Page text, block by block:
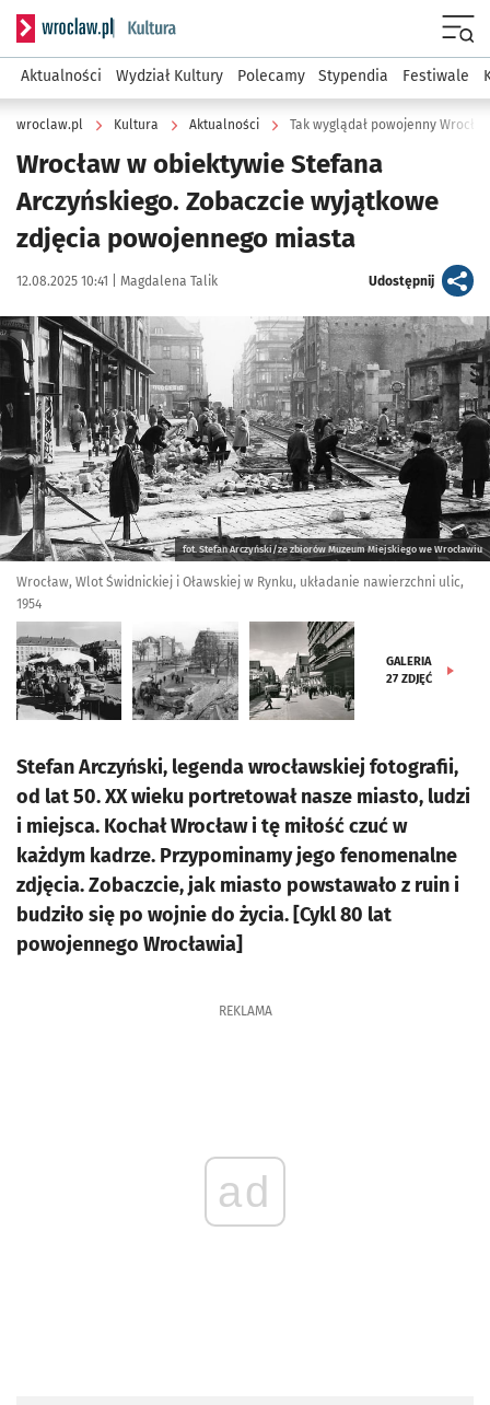
Serwis informacyjny wroclaw.pl podserwis: Kultura
Aktualności Wydział Kultury Polecamy Stypendia Festiwale
wroclaw.pl Kultura Aktualności Tak wyglądał powojenny
Wrocław w obiektywie Stefana
Arczyńskiego. Zobaczcie wyjątkowe
zdjęcia powojennego miasta
Data publikacji:
12.08.2025 10:41 | Autor:
Magdalena Talik Udostępnijartykuł
Kliknij, aby zobaczyć galerię
fot. Stefan Arczyński/ze zbiorów Muzeum Miejskiego we Wrocławiu
Wrocław, Wlot Świdnickiej i Oławskiej w Rynku, układanie nawierzchni ulic,
1954
GALERIA
27 ZDJĘĆ
Stefan Arczyński, legenda wrocławskiej fotografii,
od lat 50. XX wieku portretował nasze miasto, ludzi
i miejsca. Kochał Wrocław i tę miłość czuć w
każdym kadrze. Przypominamy jego fenomenalne
zdjęcia. Zobaczcie, jak miasto powstawało z ruin i
budziło się po wojnie do życia. [Cykl 80 lat
powojennego Wrocławia]
REKLAMA
ad